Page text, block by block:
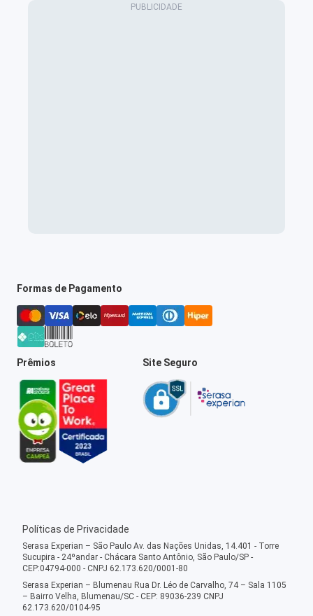
Formas de Pagamento
Prêmios Site Seguro
Políticas de Privacidade
Serasa Experian – São Paulo Av. das Nações Unidas, 14.401 - Torre
Sucupira - 24ºandar - Chácara Santo Antônio, São Paulo/SP -
CEP:04794-000 - CNPJ 62.173.620/0001-80
Serasa Experian – Blumenau Rua Dr. Léo de Carvalho, 74 – Sala 1105
– Bairro Velha, Blumenau/SC - CEP: 89036-239 CNPJ
62.173.620/0104-95